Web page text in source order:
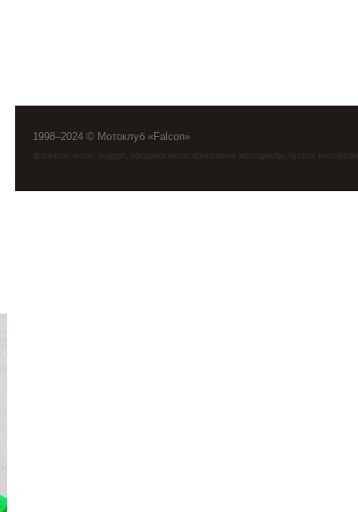
1998–2024 © Мотоклуб «Falcon»
фалькон мото эндуро , продажа мото, кроссовые мотоциклы, купить